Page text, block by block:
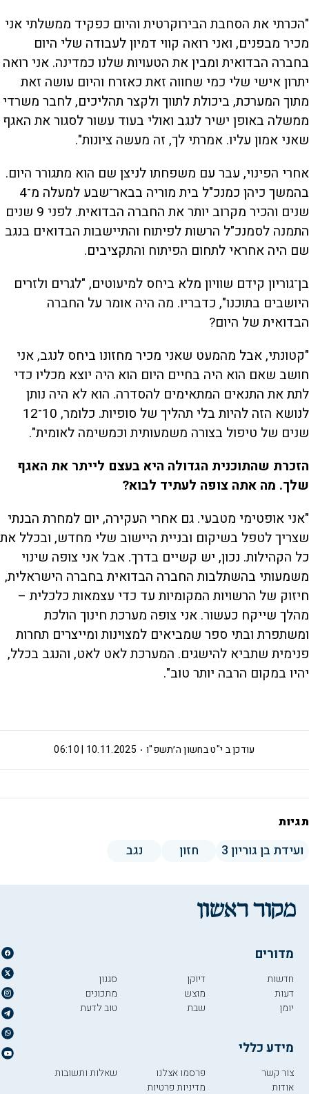
"הכרתי את הסחבת הבירוקרטית והיום כפקיד ממשלתי אני
מכיר מבפנים, ואני רואה קווי דמיון לעבודה שלי היום
בחברה הבדואית ומבין את הטעויות שלנו כמדינה. אני רואה
יתרון אישי שלי כמי שחווה זאת כאזרח והיום עושה זאת
מתוך המערכת, ביכולת לתווך ולקצר תהליכים, לחבר משרדי
ממשלה באופן ישיר לנגב ואולי בעוד עשור לסגור את האגף
שאני אמון עליו. אמרתי לך, זה מעשה ציונות".
אחרי הפינוי, עבר עם משפחתו לניצן שם הוא מתגורר היום.
בהמשך כיהן כמנכ"ל בית מוריה בבאר־שבע למעלה מ־4
שנים והכיר מקרוב יותר את החברה הבדואית. לפני 9 שנים
התמנה לסמנכ"ל הרשות לפיתוח והתיישבות הבדואים בנגב
שם היה אחראי לתחום הפיתוח והתקציבים.
בן־גוריון קידם שוויון מלא ביחס למיעוטים, "לגרים ולזרים
היושבים בתוכנו", כדבריו. מה היה אומר על החברה
הבדואית של היום?
"קטונתי, אבל מהמעט שאני מכיר מחזונו ביחס לנגב, אני
חושב שאם הוא היה בחיים היום הוא היה יוצא מכליו כדי
לתת את התנאים המתאימים להסדרה. הוא לא היה נותן
לנושא הזה להיות בלי תהליך של סופיות. כלומר, 10־12
שנים של טיפול בצורה משמעותית וכמשימה לאומית".
הזכרת שהתוכנית הגדולה היא בעצם לייתר את האגף
שלך. מה אתה צופה לעתיד לבוא?
"אני אופטימי מטבעי. גם אחרי העקירה, יום למחרת הבנתי
שצריך לטפל בשיקום ובניית היישוב שלי מחדש, ובכלל את
כל הקהילות. נכון, יש קשיים בדרך. אבל אני צופה שינוי
משמעותי בהשתלבות החברה הבדואית בחברה הישראלית,
חיזוק של הרשויות המקומיות עד כדי עצמאות כלכלית –
מהלך שייקח כעשור. אני צופה מערכת חינוך הולכת
ומשתפרת ובתי ספר שמביאים למצוינות ומייצרים תחרות
פנימית שתביא להישגים. המערכת לאט לאט, והנגב בכלל,
יהיו במקום הרבה יותר טוב".
י"ט בחשון ה׳תשפ"ו 10.11.2025 | 06:10 עודכן ב
תגיות
ועידת בן גוריון 3 חזון נגב
מדורים
חדשות
דעות
יומן
דיוקן
מוצש
שבת
סגנון
מתכונים
טוב לדעת
מידע כללי
צור קשר
אודות
פרסמו אצלנו
מדיניות פרטיות
שאלות ותשובות